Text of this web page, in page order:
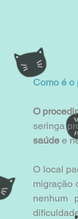
Como é o
O
seringa
saúde e
O local
migração
nenhum